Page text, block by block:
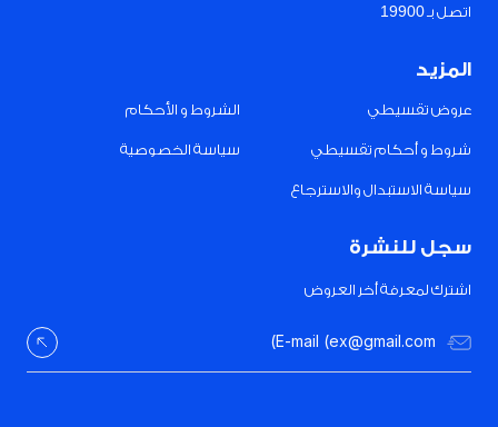
اتصل بـ 19900
المزيد
عروض تقسيطي الشروط و الأحكام
شروط و أحكام تقسيطي سياسة الخصوصية
سياسة الاستبدال والاسترجاع
سجل للنشرة
اشترك لمعرفة أخر العروض